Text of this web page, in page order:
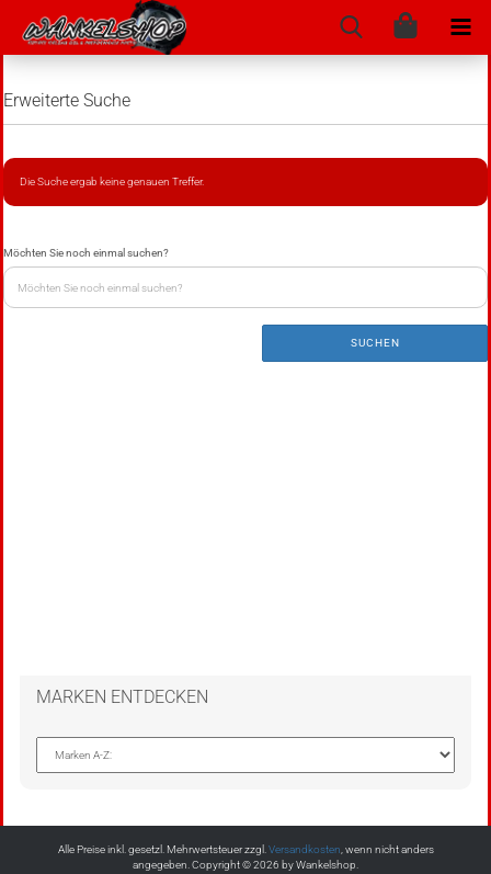
Erweiterte Suche
Die Suche ergab keine genauen Treffer.
Möchten Sie noch einmal suchen?
SUCHEN
MARKEN ENTDECKEN
Alle Preise inkl. gesetzl. Mehrwertsteuer zzgl. Versandkosten , wenn nicht anders
angegeben. Copyright © 2026 by Wankelshop.